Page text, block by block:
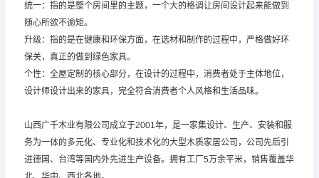
统一：指的是整个房间里的主题，一个大的格调让房间设计起来能做到
随心所欲不逾矩。
升级：指的是在健康和环保方面，在选材和制作的过程中，严格做好环
保关，真正的做到绿色家具。
个性：全屋定制的核心部分，在设计的过程中，消费者处于主体地位，
设计师设计出来的家具，完全符合消费者个人风格和生活品味。
山西广千木业有限公司成立于2001年，是一家集设计、生产、安装和服
务为一体的多元化、专业化和技术化的大型木质家居公司，公司先后引
进德国、台湾等国内外先进生产设备。拥有工厂5万余平米，销售覆盖华